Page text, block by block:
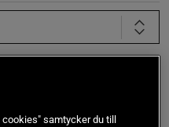
- notifiera mig via e-post
samtycker du till